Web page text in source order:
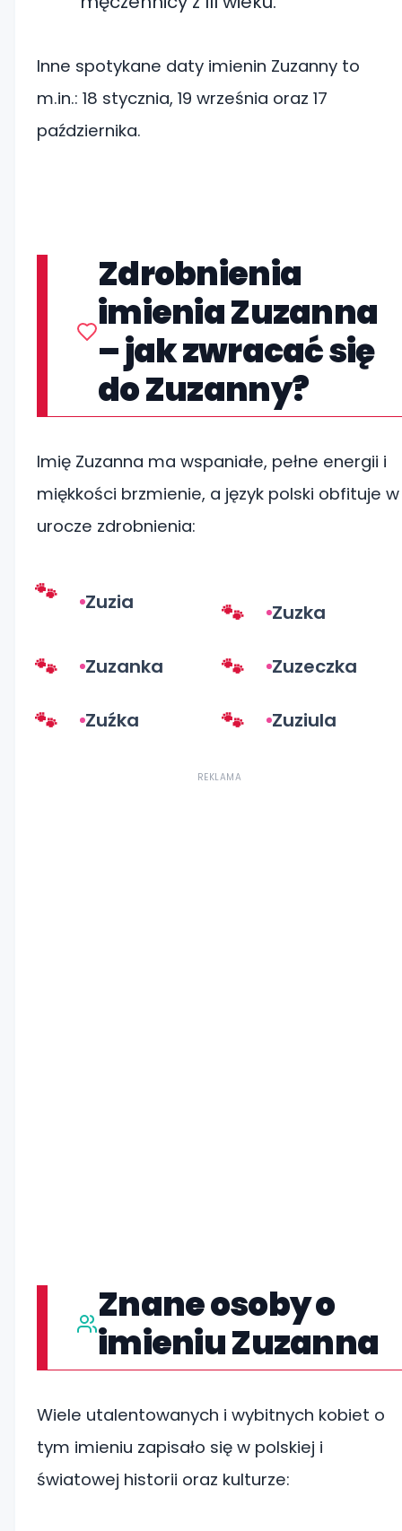
Inne spotykane daty imienin Zuzanny to
m.in.: 18 stycznia, 19 września oraz 17
października.
Zdrobnienia
imienia Zuzanna
– jak zwracać się
do Zuzanny?
Imię Zuzanna ma wspaniałe, pełne energii i
miękkości brzmienie, a język polski obfituje w
urocze zdrobnienia:
Zuzia Zuzka
Zuzanka Zuzeczka
Zuźka Zuziula
REKLAMA
Znane osoby o
imieniu Zuzanna
Wiele utalentowanych i wybitnych kobiet o
tym imieniu zapisało się w polskiej i
światowej historii oraz kulturze: